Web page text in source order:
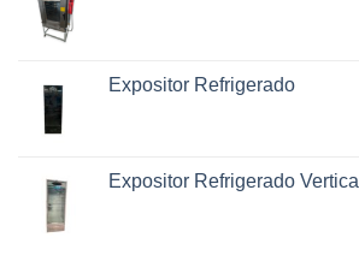
Expositor Refrigerado
Expositor Refrigerado Vertical